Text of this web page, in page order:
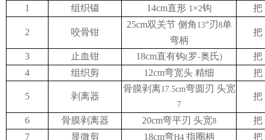
信息公开 招标采购 公示栏 安全生产
药物临床试验机构 药物临床试验机构 药物临床试验伦理委员会
图书馆 大医电子图书阅览系统 知网数据库 UpToDate临床顾问
医患交流
1
组织镊 14cm直形 1×2钩 把
2 咬骨钳
25cm双关节 侧角 13°刃 8单
弯柄
把
3 止血钳 18cm直有钩(罗-奥氏)
把
4
组织剪 12cm弯宽头 精细 把
5 剥离器
骨膜剥离17.5cm弯圆刃 头宽
7
把
6 骨膜剥离器 20cm弯平刃 头宽8
把
7
显微剪 18cm弯H4 指圈柄
把